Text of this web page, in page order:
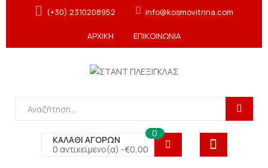
(+30) 2310208952 info@kosmovitrina.com
ΑΡΧΙΚΗ ΕΠΙΚΟΙΝΩΝΙΑ
ΚΑΛΑΘΙ ΑΓΟΡΩΝ
0 αντικείμενο(α) -€0,00
0